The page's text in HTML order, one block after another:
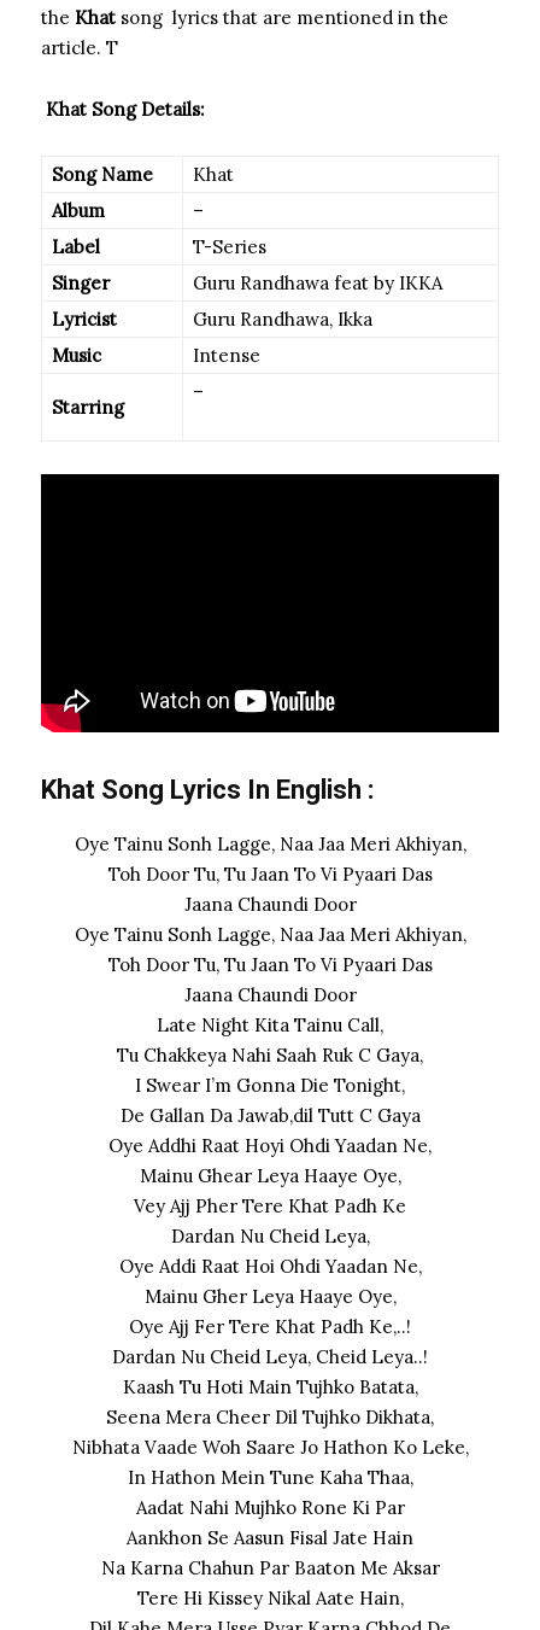
the Khat song lyrics that are mentioned in the
article. T
Khat Song Details:
Song Name
Khat
Album
–
Label
T-Series
Singer
Guru Randhawa feat by IKKA
Lyricist
Guru Randhawa, Ikka
Music
Intense
Starring
–
Khat Song Lyrics In English :
Oye Tainu Sonh Lagge, Naa Jaa Meri Akhiyan,
Toh Door Tu, Tu Jaan To Vi Pyaari Das
Jaana Chaundi Door
Oye Tainu Sonh Lagge, Naa Jaa Meri Akhiyan,
Toh Door Tu, Tu Jaan To Vi Pyaari Das
Jaana Chaundi Door
Late Night Kita Tainu Call,
Tu Chakkeya Nahi Saah Ruk C Gaya,
I Swear I’m Gonna Die Tonight,
De Gallan Da Jawab,dil Tutt C Gaya
Oye Addhi Raat Hoyi Ohdi Yaadan Ne,
Mainu Ghear Leya Haaye Oye,
Vey Ajj Pher Tere Khat Padh Ke
Dardan Nu Cheid Leya,
Oye Addi Raat Hoi Ohdi Yaadan Ne,
Mainu Gher Leya Haaye Oye,
Oye Ajj Fer Tere Khat Padh Ke,..!
Dardan Nu Cheid Leya, Cheid Leya..!
Kaash Tu Hoti Main Tujhko Batata,
Seena Mera Cheer Dil Tujhko Dikhata,
Nibhata Vaade Woh Saare Jo Hathon Ko Leke,
In Hathon Mein Tune Kaha Thaa,
Aadat Nahi Mujhko Rone Ki Par
Aankhon Se Aasun Fisal Jate Hain
Na Karna Chahun Par Baaton Me Aksar
Tere Hi Kissey Nikal Aate Hain,